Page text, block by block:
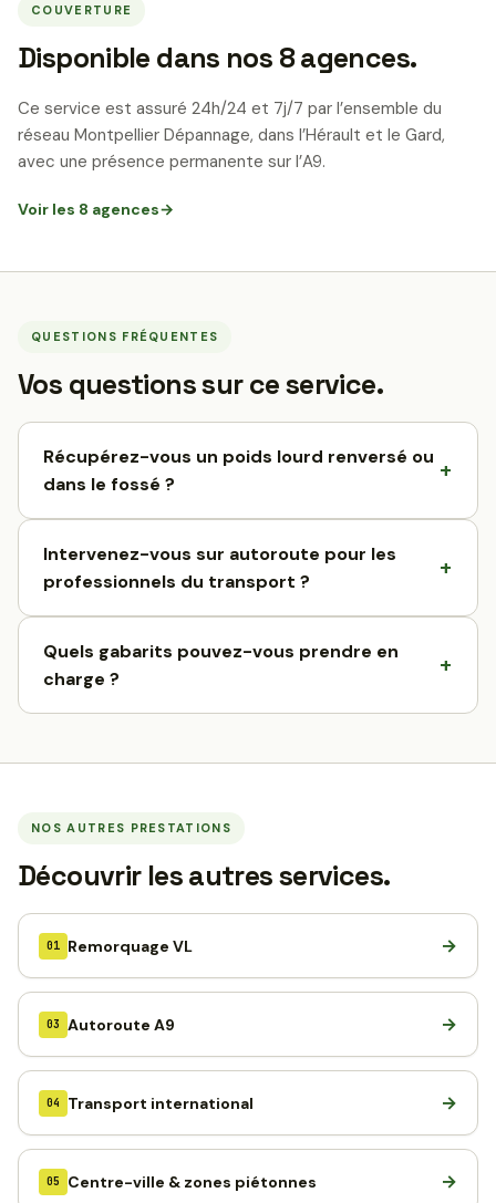
COUVERTURE
Disponible dans nos 8 agences.
Ce service est assuré 24h/24 et 7j/7 par l’ensemble du
réseau Montpellier Dépannage, dans l’Hérault et le Gard,
avec une présence permanente sur l’A9.
Voir les 8 agences→
QUESTIONS FRÉQUENTES
Vos questions sur ce service.
Récupérez-vous un poids lourd renversé ou
dans le fossé ?
Intervenez-vous sur autoroute pour les
professionnels du transport ?
Quels gabarits pouvez-vous prendre en
charge ?
NOS AUTRES PRESTATIONS
Découvrir les autres services.
01 Remorquage VL →
03 Autoroute A9 →
04 Transport international →
05 Centre-ville & zones piétonnes →